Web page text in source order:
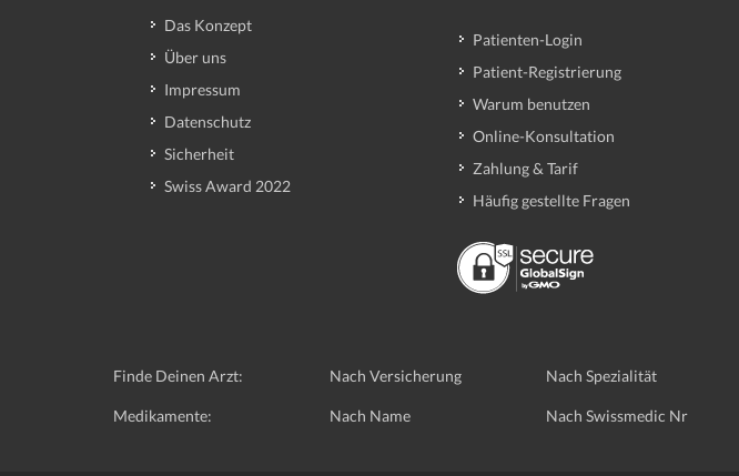
Das Konzept
Über uns
Impressum
Datenschutz
Sicherheit
Swiss Award 2022
Patienten-Login
Patient-Registrierung
Warum benutzen
Online-Konsultation
Zahlung & Tarif
Häufig gestellte Fragen
Finde Deinen Arzt: Nach Versicherung Nach Spezialität
Medikamente: Nach Name Nach Swissmedic Nr